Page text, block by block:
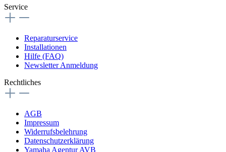
Service
Reparaturservice
Installationen
Hilfe (FAQ)
Newsletter Anmeldung
Rechtliches
AGB
Impressum
Widerrufsbelehrung
Datenschutzerklärung
Yamaha Agentur AVB